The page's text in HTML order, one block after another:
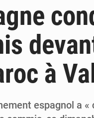
5 août 2026
5 août 2026
5 août 2026
à
espagnol a